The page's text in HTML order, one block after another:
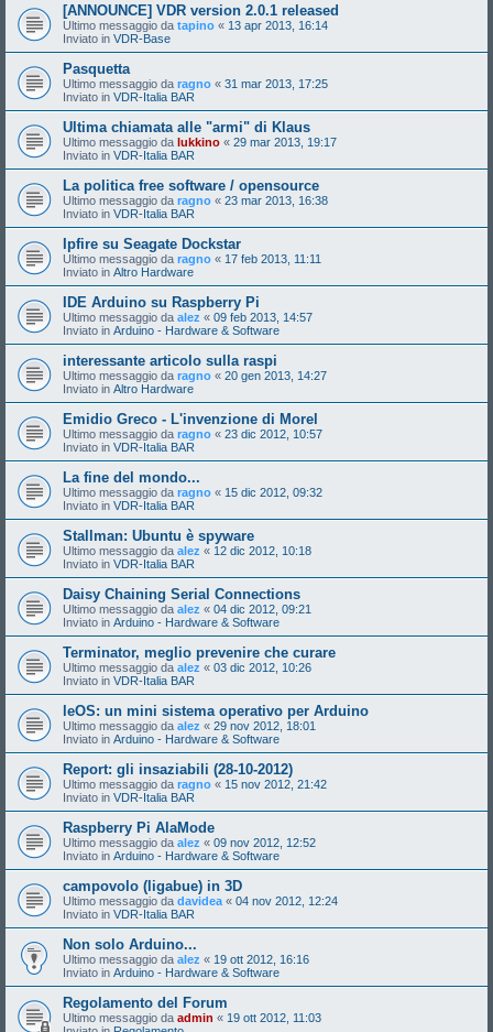
[ANNOUNCE] VDR version 2.0.1 released
Ultimo messaggio da tapino « 13 apr 2013, 16:14
Inviato in VDR-Base
Pasquetta
Ultimo messaggio da ragno « 31 mar 2013, 17:25
Inviato in VDR-Italia BAR
Ultima chiamata alle "armi" di Klaus
Ultimo messaggio da lukkino « 29 mar 2013, 19:17
Inviato in VDR-Italia BAR
La politica free software / opensource
Ultimo messaggio da ragno « 23 mar 2013, 16:38
Inviato in VDR-Italia BAR
Ipfire su Seagate Dockstar
Ultimo messaggio da ragno « 17 feb 2013, 11:11
Inviato in Altro Hardware
IDE Arduino su Raspberry Pi
Ultimo messaggio da alez « 09 feb 2013, 14:57
Inviato in Arduino - Hardware & Software
interessante articolo sulla raspi
Ultimo messaggio da ragno « 20 gen 2013, 14:27
Inviato in Altro Hardware
Emidio Greco - L'invenzione di Morel
Ultimo messaggio da ragno « 23 dic 2012, 10:57
Inviato in VDR-Italia BAR
La fine del mondo...
Ultimo messaggio da ragno « 15 dic 2012, 09:32
Inviato in VDR-Italia BAR
Stallman: Ubuntu è spyware
Ultimo messaggio da alez « 12 dic 2012, 10:18
Inviato in VDR-Italia BAR
Daisy Chaining Serial Connections
Ultimo messaggio da alez « 04 dic 2012, 09:21
Inviato in Arduino - Hardware & Software
Terminator, meglio prevenire che curare
Ultimo messaggio da alez « 03 dic 2012, 10:26
Inviato in VDR-Italia BAR
leOS: un mini sistema operativo per Arduino
Ultimo messaggio da alez « 29 nov 2012, 18:01
Inviato in Arduino - Hardware & Software
Report: gli insaziabili (28-10-2012)
Ultimo messaggio da ragno « 15 nov 2012, 21:42
Inviato in VDR-Italia BAR
Raspberry Pi AlaMode
Ultimo messaggio da alez « 09 nov 2012, 12:52
Inviato in Arduino - Hardware & Software
campovolo (ligabue) in 3D
Ultimo messaggio da davidea « 04 nov 2012, 12:24
Inviato in VDR-Italia BAR
Non solo Arduino...
Ultimo messaggio da alez « 19 ott 2012, 16:16
Inviato in Arduino - Hardware & Software
Regolamento del Forum
Ultimo messaggio da admin « 19 ott 2012, 11:03